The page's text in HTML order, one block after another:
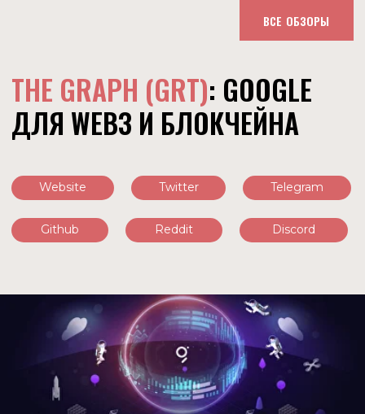
Twitter
ДЛЯ WEB3 И БЛОКЧЕЙНА
Website Telegram
О ПРОЕКТЕ
Поиск информации стал неотъемлемой частью
взаимодействия с интернетом. И те компании, которые
смогли реализовать такую возможность для